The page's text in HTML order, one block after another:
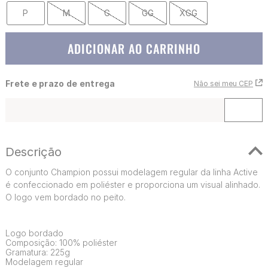
P M G GG XGG
ADICIONAR AO CARRINHO
Frete e prazo de entrega Não sei meu CEP
Descrição
O conjunto Champion possui modelagem regular da linha Active
é confeccionado em poliéster e proporciona um visual alinhado.
O logo vem bordado no peito.
Logo bordado
Composição: 100% poliéster
Gramatura: 225g
Modelagem regular